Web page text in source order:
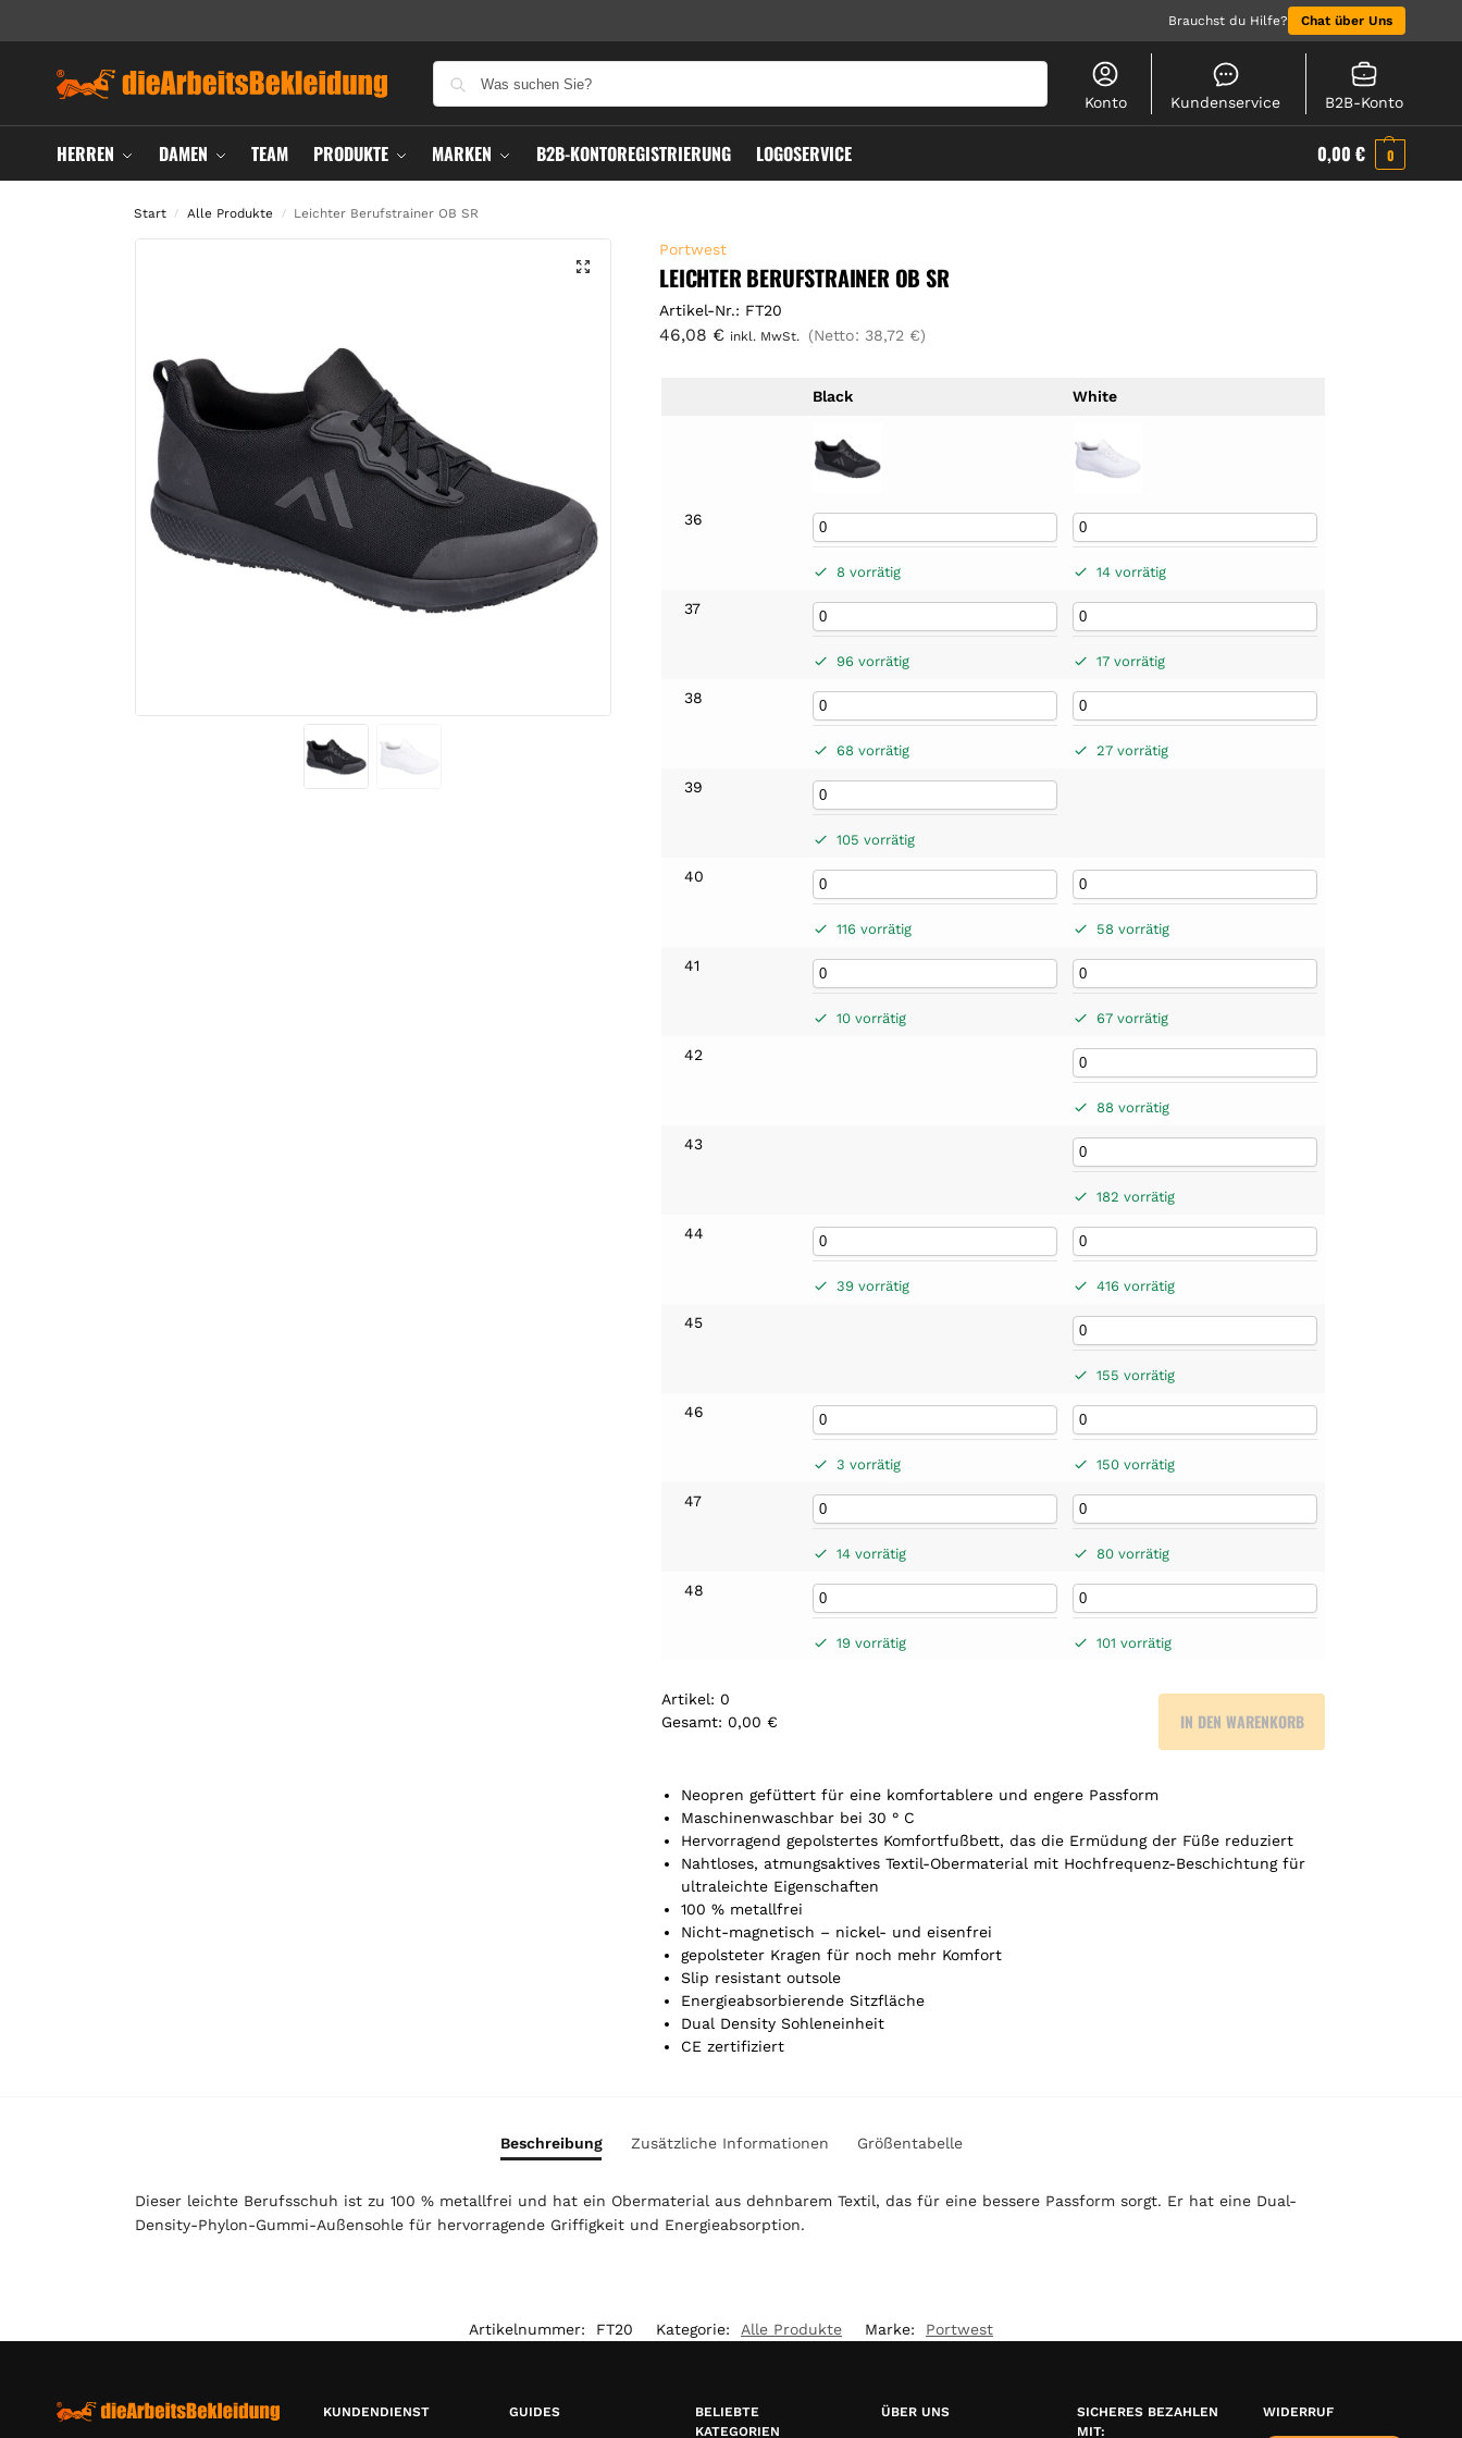
Brauchst du Hilfe? Chat über Uns
Konto Kundenservice B2B-Konto
HERREN DAMEN TEAM PRODUKTE MARKEN B2B-KONTOREGISTRIERUNG LOGOSERVICE 0,00 € 0
Start / Alle Produkte / Leichter Berufstrainer OB SR
Portwest
LEICHTER BERUFSTRAINER OB SR
Artikel-Nr.: FT20
46,08 € inkl. MwSt. (Netto: 38,72 €)
Black White
36
8 vorrätig 14 vorrätig
37
96 vorrätig 17 vorrätig
38
68 vorrätig 27 vorrätig
39
105 vorrätig
40
116 vorrätig 58 vorrätig
41
10 vorrätig 67 vorrätig
42
88 vorrätig
43
182 vorrätig
44
39 vorrätig 416 vorrätig
45
155 vorrätig
46
3 vorrätig 150 vorrätig
47
14 vorrätig 80 vorrätig
48
19 vorrätig 101 vorrätig
Artikel: 0
Gesamt: 0,00 €
r
t
i
k
l
.
Y
o
u
r
t
l
0
,
IN DEN WARENKORB
Neopren gefüttert für eine komfortablere und engere Passform
Maschinenwaschbar bei 30 ° C
Hervorragend gepolstertes Komfortfußbett, das die Ermüdung der Füße reduziert
Nahtloses, atmungsaktives Textil-Obermaterial mit Hochfrequenz-Beschichtung für
ultraleichte Eigenschaften
100 % metallfrei
Nicht-magnetisch – nickel- und eisenfrei
gepolsteter Kragen für noch mehr Komfort
Slip resistant outsole
Energieabsorbierende Sitzfläche
Dual Density Sohleneinheit
CE zertifiziert
Beschreibung Zusätzliche Informationen Größentabelle
Dieser leichte Berufsschuh ist zu 100 % metallfrei und hat ein Obermaterial aus dehnbarem Textil, das für eine bessere Passform sorgt. Er hat eine Dual-
Density-Phylon-Gummi-Außensohle für hervorragende Griffigkeit und Energieabsorption.
Artikelnummer: FT20 Kategorie: Alle Produkte Marke: Portwest
KUNDENDIENST GUIDES
BELIEBTE
KATEGORIEN
ÜBER UNS
SICHERES BEZAHLEN
MIT:
WIDERRUF